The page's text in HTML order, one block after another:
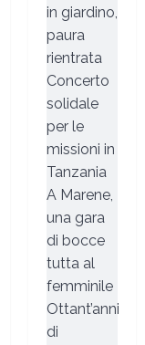
in giardino,
paura
rientrata
Concerto
solidale
per le
missioni in
Tanzania
A Marene,
una gara
di bocce
tutta al
femminile
Ottant’anni
di